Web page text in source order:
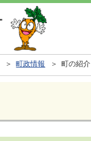
＞町政情報 ＞ 町の紹介